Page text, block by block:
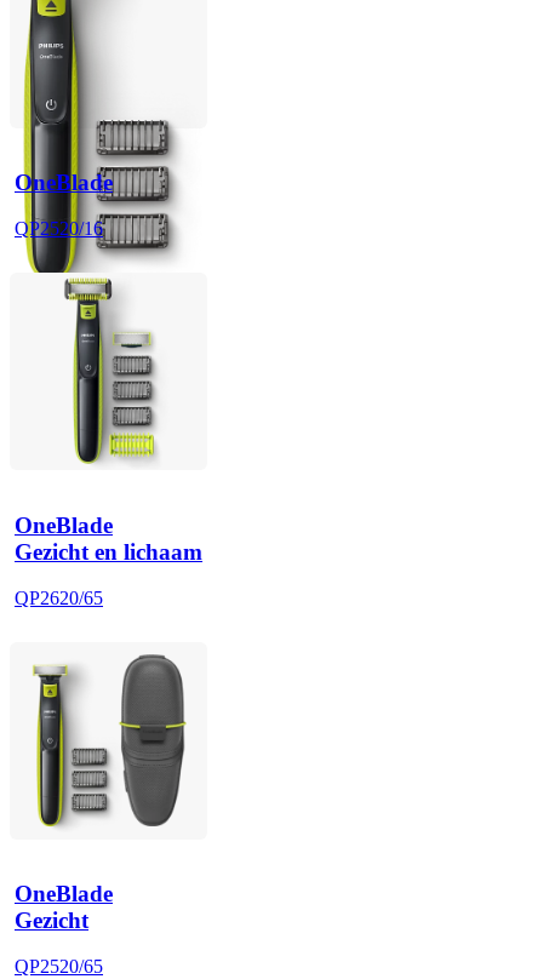
OneBlade
QP2520/16
OneBlade
Gezicht en lichaam
QP2620/65
OneBlade
Gezicht
QP2520/65